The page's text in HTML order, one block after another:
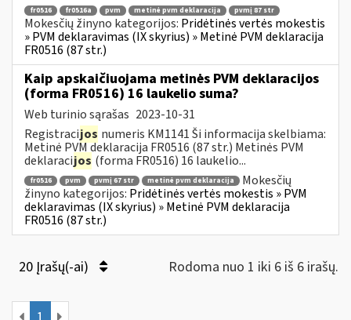
fr0516 fr0516a pvm metinė pvm deklaracija pvmį 87 str
Mokesčių žinyno kategorijos: Pridėtinės vertės mokestis
» PVM deklaravimas (IX skyrius) » Metinė PVM deklaracija
FR0516 (87 str.)
Kaip apskaičiuojama metinės PVM deklaracijos
(forma FR0516) 16 laukelio suma?
Web turinio sąrašas 2023-10-31
Registracijos numeris KM1141 Ši informacija skelbiama:
Metinė PVM deklaracija FR0516 (87 str.) Metinės PVM
deklaracijos (forma FR0516) 16 laukelio...
fr0516 pvm pvmį 67 str metinė pvm deklaracija
Mokesčių
žinyno kategorijos: Pridėtinės vertės mokestis » PVM
deklaravimas (IX skyrius) » Metinė PVM deklaracija
FR0516 (87 str.)
20 Įrašų(-ai) Rodoma nuo 1 iki 6 iš 6 irašų.